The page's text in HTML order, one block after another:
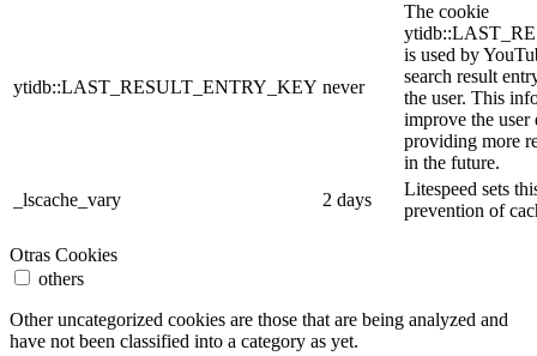
ytidb::LAST_RESULT_ENTRY_KEY never
The cookie
is used by
search result
the user. This
improve the user
providing more
in the future.
_lscache_vary
2 days
Litespeed sets
prevention of
Otras Cookies
others
Other uncategorized cookies are those that are being analyzed and
have not been classified into a category as yet.